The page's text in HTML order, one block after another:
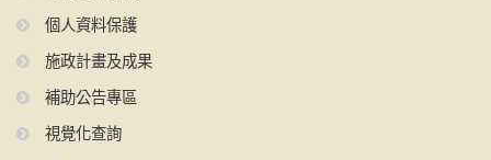
個人資料保護
施政計畫及成果
補助公告專區
視覺化查詢